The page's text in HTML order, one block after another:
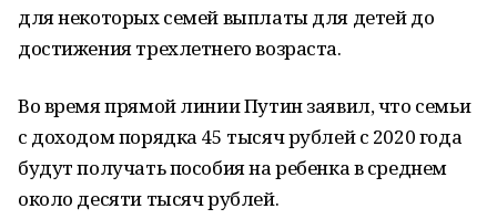
для некоторых семей выплаты для детей до
достижения трехлетнего возраста.
Во время прямой линии Путин заявил, что семьи
с доходом порядка 45 тысяч рублей с 2020 года
будут получать пособия на ребенка в среднем
около десяти тысяч рублей.